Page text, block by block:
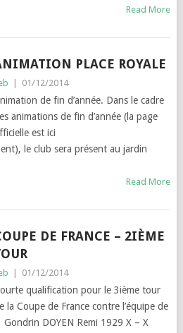
Read More
PLACE ROYALE
01/12/2014
de fin d’année. Dans le cadre
animations de fin d’année (la page
est ici
le club sera présent au jardin
Read More
DE FRANCE – 2IÈME
01/12/2014
qualification pour le 3ième tour
la Coupe de France contre l’équipe de
DOYEN Remi 1929 X – X